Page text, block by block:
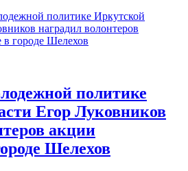
политике
Егор Луковников
акции
Шелехов